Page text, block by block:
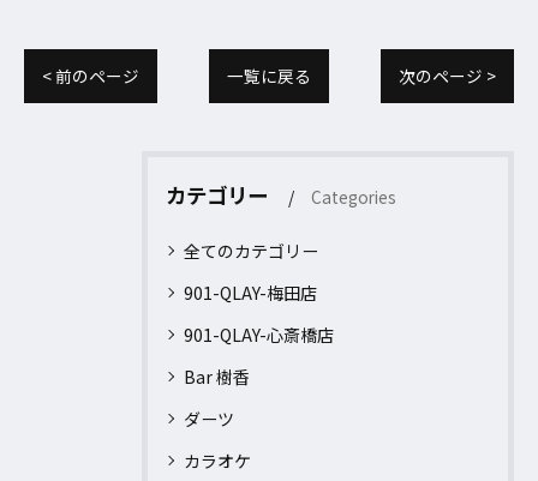
< 前のページ 一覧に戻る 次のページ >
カテゴリー Categories
全てのカテゴリー
901-QLAY-梅田店
901-QLAY-心斎橋店
Bar 樹香
ダーツ
カラオケ